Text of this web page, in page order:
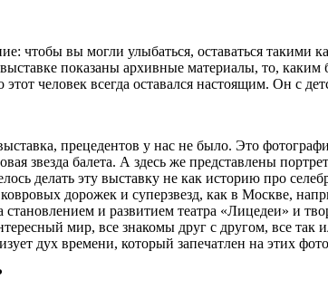
чтобы вы могли улыбаться, оставаться такими
показаны архивные материалы, то,
человек всегда оставался настоящим. Он с
прецедентов у нас не было. Это
звезда балета. А здесь же представлены
делать эту выставку не как историю про
дорожек и суперзвезд, как в Москве,
становлением и развитием театра «Лицедеи» и
мир, все знакомы друг с другом, все
дух времени, который запечатлен на этих